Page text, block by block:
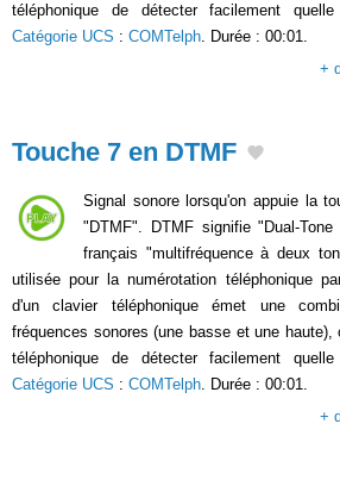
téléphonique de détecter facilement
Catégorie UCS : COMTelph. Durée : 00:01.
+
Touche 7 en DTMF
Signal sonore lorsqu'on appuie la
"DTMF". DTMF signifie "Dual-
français "multifréquence à deux
utilisée pour la numérotation téléphonique
d'un clavier téléphonique émet une
fréquences sonores (une basse et une
téléphonique de détecter facilement
Catégorie UCS : COMTelph . Durée : 00:01.
+